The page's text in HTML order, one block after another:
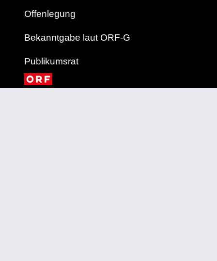
Offenlegung
Bekanntgabe laut ORF-G
Publikumsrat